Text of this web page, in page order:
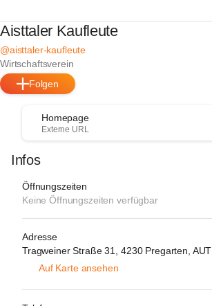
Aisttaler Kaufleute
@aisttaler-kaufleute
Wirtschaftsverein
Folgen
Homepage
Externe URL
Infos
Öffnungszeiten
Keine Öffnungszeiten verfügbar
Adresse
Tragweiner Straße 31, 4230 Pregarten, AUT
Auf Karte ansehen